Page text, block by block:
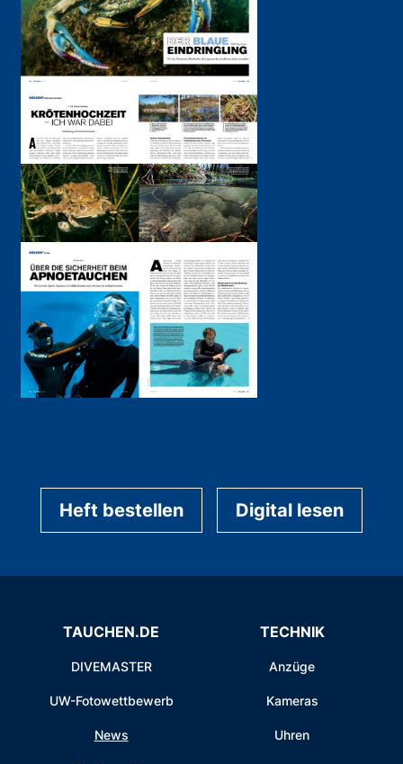
Heft bestellen Digital lesen
TAUCHEN.DE
DIVEMASTER
UW-Fotowettbewerb
News
TECHNIK
Anzüge
Kameras
Uhren